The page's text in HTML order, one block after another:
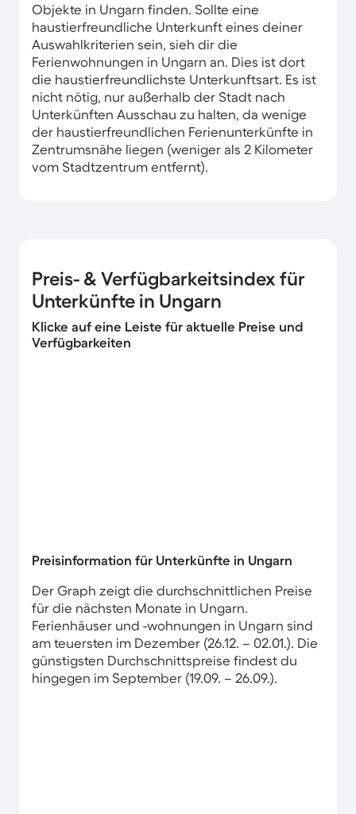
Objekte in Ungarn finden. Sollte eine
haustierfreundliche Unterkunft eines deiner
Auswahlkriterien sein, sieh dir die
Ferienwohnungen in Ungarn an. Dies ist dort
die haustierfreundlichste Unterkunftsart. Es ist
nicht nötig, nur außerhalb der Stadt nach
Unterkünften Ausschau zu halten, da wenige
der haustierfreundlichen Ferienunterkünfte in
Zentrumsnähe liegen (weniger als 2 Kilometer
vom Stadtzentrum entfernt).
Preis- & Verfügbarkeitsindex für
Unterkünfte in Ungarn
Klicke auf eine Leiste für aktuelle Preise und
Verfügbarkeiten
Preisinformation für Unterkünfte in Ungarn
Der Graph zeigt die durchschnittlichen Preise
für die nächsten Monate in Ungarn.
Ferienhäuser und -wohnungen in Ungarn sind
am teuersten im Dezember (26.12. – 02.01.). Die
günstigsten Durchschnittspreise findest du
hingegen im September (19.09. – 26.09.).